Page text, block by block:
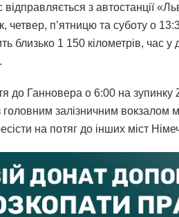
відправляється з автостанції
четвер, п’ятницю та суботу о
близько 1 150 кілометрів, час
до Ганновера о 6:00 на
головним залізничним вокзалом
на потяг до інших міст